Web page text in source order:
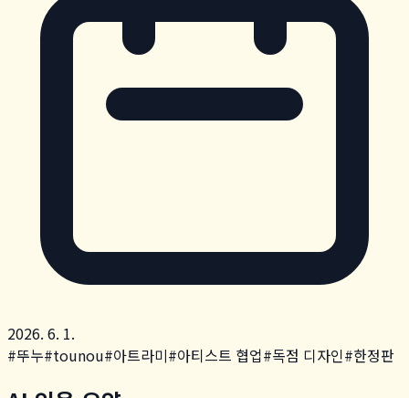
2026. 6. 1.
#뚜누#tounou#아트라미#아티스트 협업#독점 디자인#한정판